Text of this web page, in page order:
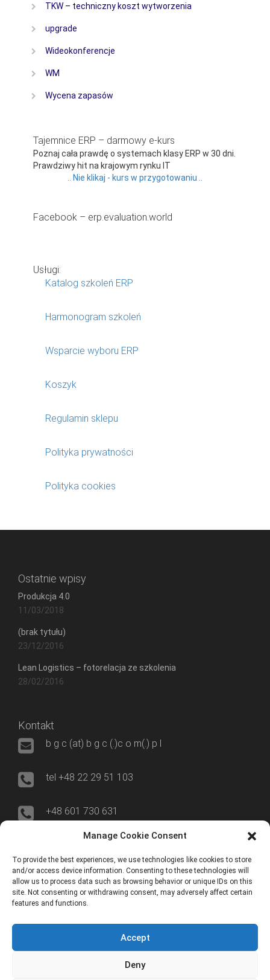
Manage Cookie Consent
To provide the best experiences, we use technologies like cookies to store
and/or access device information. Consenting to these technologies will
allow us to process data such as browsing behavior or unique IDs on this
site. Not consenting or withdrawing consent, may adversely affect certain
features and functions.
Accept
Deny
TKW – techniczny koszt wytworzenia
upgrade
Wideokonferencje
WM
Wycena zapasów
Tajemnice ERP – darmowy e-kurs
Poznaj cała prawdę o systemach klasy ERP w 30 dni.
Prawdziwy hit na krajowym rynku IT
.. Nie klikaj - kurs w przygotowaniu ..
Facebook – erp.evaluation.world
Usługi:
Katalog szkoleń ERP
Harmonogram szkoleń
Wsparcie wyboru ERP
Koszyk
Regulamin sklepu
Polityka prywatności
Polityka cookies
Ostatnie wpisy
Produkcja 4.0
11/03/2018
(brak tytułu)
23/12/2016
Lean Logistics – fotorelacja ze szkolenia
28/02/2016
Kontakt
b g c (at) b g c (.)c o m(.) p l
tel +48 22 29 51 103
+48 601 730 631
ul. Nowogrodzka 50/515